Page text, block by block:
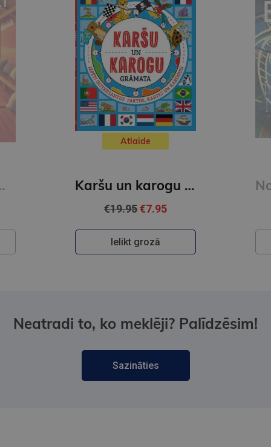
Noslēpumu noslēpums
€35.95
Ielikt grozā
Neatradi to, ko meklēji? Palīdzēsim!
Sazināties